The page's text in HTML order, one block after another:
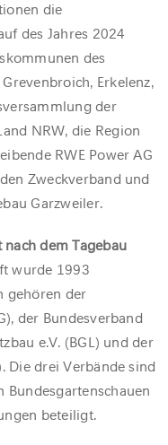
die
des Jahres 2024
des
Erkelenz,
der
NRW, die Region
RWE Power AG
Zweckverband und
Garzweiler.
dem Tagebau
wurde 1993
gehören der
der Bundesverband
e.V. (BGL) und der
Die drei Verbände sind
Bundesgartenschauen
beteiligt.